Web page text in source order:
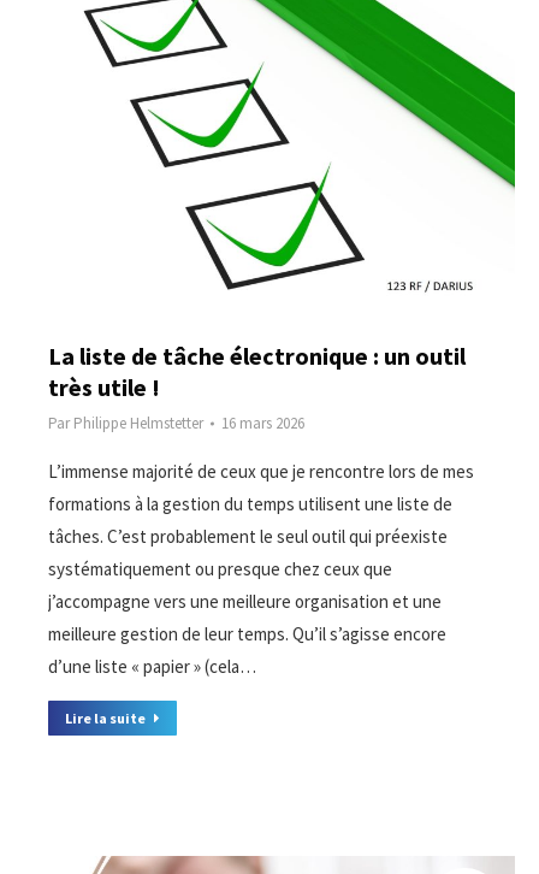
La liste de tâche électronique : un outil
très utile !
ParPhilippe Helmstetter 16 mars 2026
L’immense majorité de ceux que je rencontre lors de mes
formations à la gestion du temps utilisent une liste de
tâches. C’est probablement le seul outil qui préexiste
systématiquement ou presque chez ceux que
j’accompagne vers une meilleure organisation et une
meilleure gestion de leur temps. Qu’il s’agisse encore
d’une liste « papier » (cela…
Lire la suite